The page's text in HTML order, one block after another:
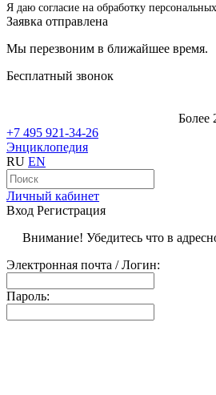
Я даю согласие на обработку
Заявка отправлена
Мы перезвоним в ближайшее время.
Бесплатный звонок
Более
+7 495 921-34-26
Энциклопедия
RU EN
Личный кабинет
Вход Регистрация
Внимание! Убедитесь что в
Электронная почта / Логин:
Пароль: